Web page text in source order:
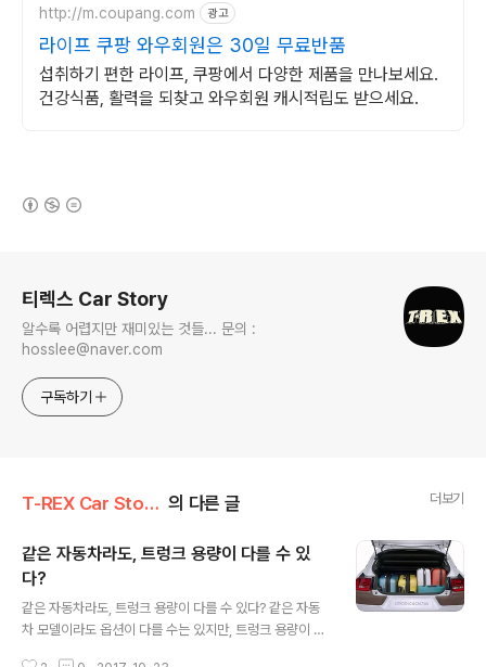
http://m.coupang.com 광고
라이프 쿠팡 와우회원은 30일 무료반품
섭취하기 편한 라이프, 쿠팡에서 다양한 제품을 만나보세요.
건강식품, 활력을 되찾고 와우회원 캐시적립도 받으세요.
티렉스 Car Story
알수록 어렵지만 재미있는 것들... 문의 :
hosslee@naver.com
구독하기
T-REX Car Story/Car 정보&상식 의 다른 글 더보기
같은 자동차라도, 트렁크 용량이 다를 수 있
다?
같은 자동차라도, 트렁크 용량이 다를 수 있다? 같은 자동
차 모델이라도 옵션이 다를 수는 있지만, 트렁크 용량이 다